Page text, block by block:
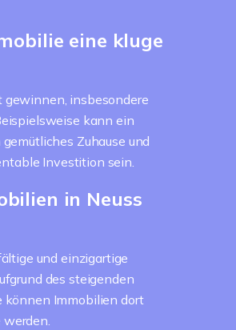
eine kluge
insbesondere
kann ein
Zuhause und
Investition sein.
in Neuss
und einzigartige
des steigenden
können Immobilien dort